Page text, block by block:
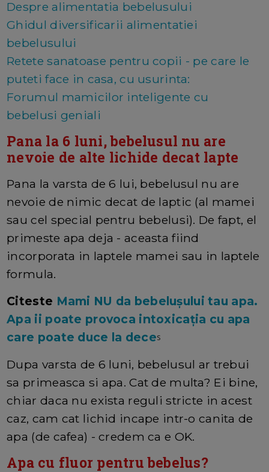
Despre alimentatia bebelusului
Ghidul diversificarii alimentatiei
bebelusului
Retete sanatoase pentru copii - pe care le
puteti face in casa, cu usurinta:
Forumul mamicilor inteligente cu
bebelusi geniali
Pana la 6 luni, bebelusul nu are
nevoie de alte lichide decat lapte
Pana la varsta de 6 lui, bebelusul nu are
nevoie de nimic decat de laptic (al mamei
sau cel special pentru bebelusi). De fapt, el
primeste apa deja - aceasta fiind
incorporata in laptele mamei sau in laptele
formula.
Citeste Mami NU da bebelușului tau apa.
Apa ii poate provoca intoxicația cu apa
care poate duce la deces
Dupa varsta de 6 luni, bebelusul ar trebui
sa primeasca si apa. Cat de multa? Ei bine,
chiar daca nu exista reguli stricte in acest
caz, cam cat lichid incape intr-o canita de
apa (de cafea) - credem ca e OK.
Apa cu fluor pentru bebelus?